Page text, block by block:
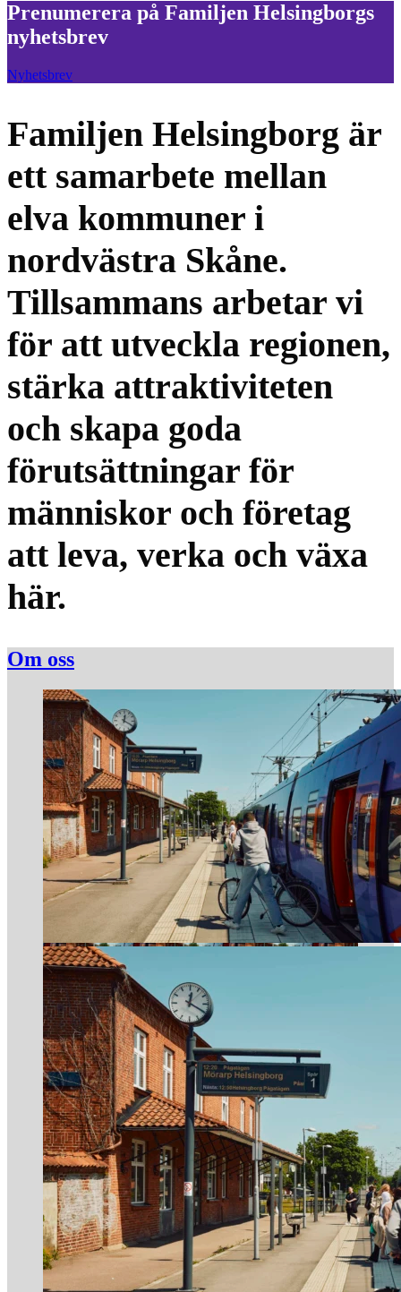
Prenumerera på Familjen Helsingborgs
nyhetsbrev
Nyhetsbrev
Familjen Helsingborg är
ett samarbete mellan
elva kommuner i
nordvästra Skåne.
Tillsammans arbetar vi
för att utveckla regionen,
stärka attraktiviteten
och skapa goda
förutsättningar för
människor och företag
att leva, verka och växa
här.
Om oss